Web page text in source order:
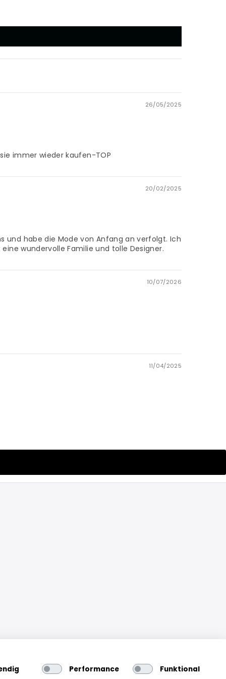
26/05/2025
immer wieder kaufen-TOP
20/02/2025
und habe die Mode von Anfang an verfolgt. Ich
wundervolle Familie und tolle Designer.
10/07/2026
11/04/2025
Performance Funktional